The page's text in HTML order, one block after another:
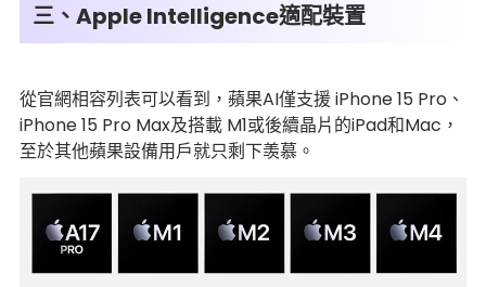
三、Apple Intelligence適配裝置
從官網相容列表可以看到，蘋果AI僅支援 iPhone 15 Pro、
iPhone 15 Pro Max及搭載 M1或後續晶片的iPad和Mac，
至於其他蘋果設備用戶就只剩下羡慕。